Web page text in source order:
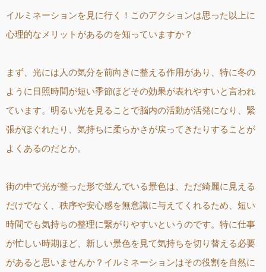
イルミネーションを見に行く！このアクションは思った以上に
心理的なメリットがあるのを知っていますか？
まず、光には人の気分を前向きに整える作用があり、特に冬の
ように日照時間が短い季節ほどその効果が表れやすいと言われ
ています。明るい光を見ることで脳内の活動が活発になり、緊
張がほぐれたり、気持ちに柔らかさが戻ってきたりすることが
よくあるのだとか。
街の中で光が整った形で並んでいる景色は、ただ綺麗に見える
だけでなく、秩序や安心感を無意識に与えてくれるため、短い
時間でも気持ちの整理に繋がりやすいというのです。特に仕事
が忙しい時期ほど、新しい景色を見て気持ちを切り替える必要
があると思いませんか？イルミネーションはその役割を自然に